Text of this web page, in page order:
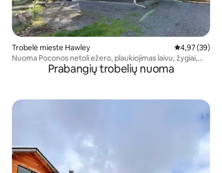
Trobelė mieste Hawley Vidutinis
4,97 (39)
Nuoma Poconos netoli ežero, plaukiojimas laivu, žygiai,
Prabangių trobelių nuoma